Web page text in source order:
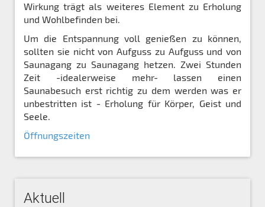
Wirkung trägt als weiteres Element zu Erholung
und Wohlbefinden bei.
Um die Entspannung voll genießen zu können,
sollten sie nicht von Aufguss zu Aufguss und von
Saunagang zu Saunagang hetzen. Zwei Stunden
Zeit -idealerweise mehr- lassen einen
Saunabesuch erst richtig zu dem werden was er
unbestritten ist - Erholung für Körper, Geist und
Seele.
Öffnungszeiten
Aktuell